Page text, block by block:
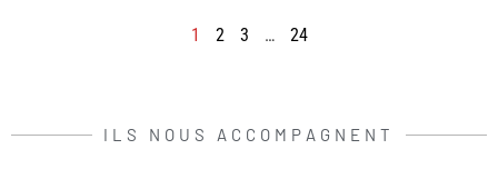
1 2 3 … 24
ILS NOUS ACCOMPAGNENT